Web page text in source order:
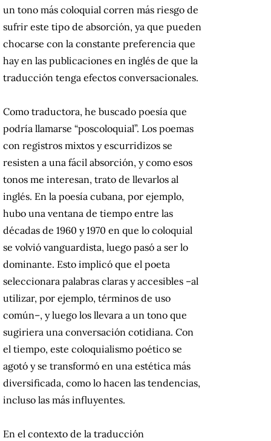
un tono más coloquial corren más riesgo de
sufrir este tipo de absorción, ya que pueden
chocarse con la constante preferencia que
hay en las publicaciones en inglés de que la
traducción tenga efectos conversacionales.
Como traductora, he buscado poesía que
podría llamarse “poscoloquial”. Los poemas
con registros mixtos y escurridizos se
resisten a una fácil absorción, y como esos
tonos me interesan, trato de llevarlos al
inglés. En la poesía cubana, por ejemplo,
hubo una ventana de tiempo entre las
décadas de 1960 y 1970 en que lo coloquial
se volvió vanguardista, luego pasó a ser lo
dominante. Esto implicó que el poeta
seleccionara palabras claras y accesibles –al
utilizar, por ejemplo, términos de uso
común–, y luego los llevara a un tono que
sugiriera una conversación cotidiana. Con
el tiempo, este coloquialismo poético se
agotó y se transformó en una estética más
diversificada, como lo hacen las tendencias,
incluso las más influyentes.
En el contexto de la traducción